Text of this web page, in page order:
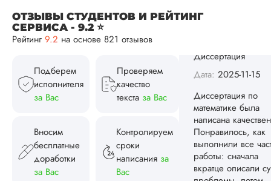
ОТЗЫВЫ СТУДЕНТОВ И РЕЙТИНГ
СЕРВИСА - 9.2 ⭐
Рейтинг 9.2 на основе 821 отзывов
Подберем
исполнителя
за Вас
Проверяем
качество
текста за Вас
Вносим
бесплатные
доработки
за Вас
Контролируем
сроки
написания за
Вас
рассказали о
чего провели все
расчеты и
так, как указано в
индивидуа...
Читать полный
Спасибо!
ваши слова
Ответ от